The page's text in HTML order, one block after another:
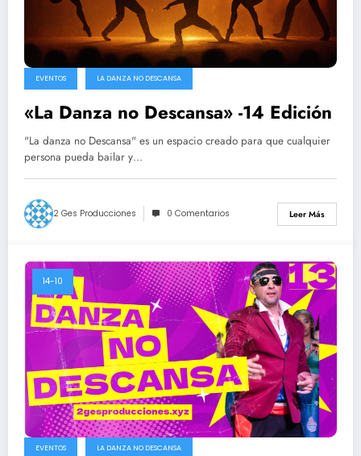
EVENTOS LA DANZA NO DESCANSA
«La Danza no Descansa» -14 Edición
"La danza no Descansa" es un espacio creado para que cualquier
persona pueda bailar y…
2 Ges Producciones 0 Comentarios Leer Más
14-10
EVENTOS LA DANZA NO DESCANSA